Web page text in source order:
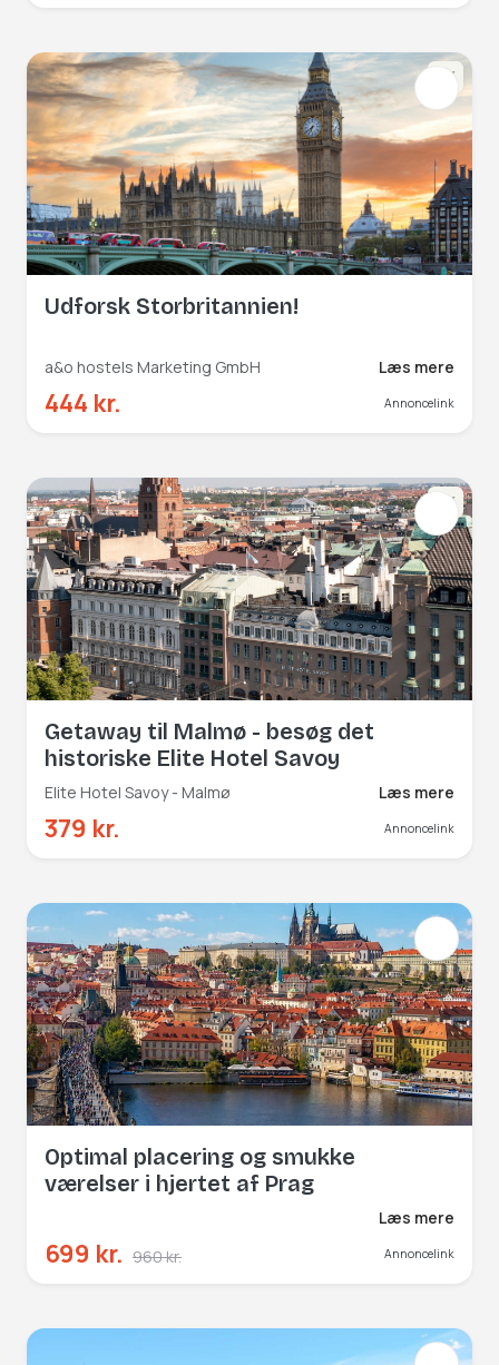
NY
Udforsk Storbritannien!
a&o hostels Marketing GmbH Læs mere
444 kr. Annoncelink
NY
Getaway til Malmø - besøg det
historiske Elite Hotel Savoy
Elite Hotel Savoy - Malmø Læs mere
379 kr. Annoncelink
Optimal placering og smukke
værelser i hjertet af Prag
Læs mere
699 kr. 960 kr. Annoncelink